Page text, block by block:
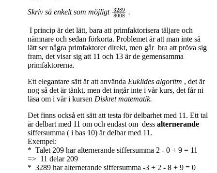
Skriv så enkelt som möjligt 3289
8008 .
I princip är det lätt, bara att primfaktorisera täljare och
nämnare och sedan förkorta. Problemet är att man inte så
lätt ser några primfaktorer direkt, men går bra att pröva sig
fram, det visar sig att 11 och 13 är de gemensamma
primfaktorerna.
Ett elegantare sätt är att använda Euklides algoritm , det är
nog så det är tänkt, men det ingår inte i vår kurs, det får ni
läsa om i vår i kursen Diskret matematik.
Det finns också ett sätt att testa för delbarhet med 11. Ett tal
är delbart med 11 om och endast om dess alternerande
siffersumma ( i bas 10) är delbar med 11.
Exempel:
* Talet 209 har alternerande siffersumma 2 - 0 + 9 = 11
=> 11 delar 209
* 3289 har alternerande siffersumma -3 + 2 - 8 + 9 = 0